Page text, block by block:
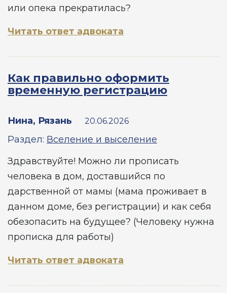
или опека прекратилась?
Читать ответ адвоката
Как правильно оформить
временную регистрацию
Нина, Рязань 20.06.2026
Раздел: Вселение и выселение
Здравствуйте! Можно ли прописать
человека в дом, доставшийся по
дарственной от мамы (мама проживает в
данном доме, без регистрации) и как себя
обезопасить на будущее? (Человеку нужна
прописка для работы)
Читать ответ адвоката